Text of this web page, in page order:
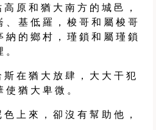
原 和 猶 大 南 方 的 城 邑 ，
、 基 低 羅 ， 梭 哥 和 屬 梭 哥
納 的 鄉 村 ， 瑾 鎖 和 屬 瑾 鎖
斯 在 猶 大 放 肆 ， 大 大 干 犯
猶 大 卑 微 。
上 來 ， 卻 沒 有 幫 助 他 ，